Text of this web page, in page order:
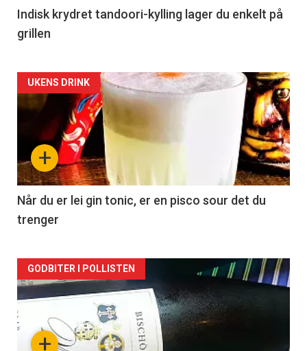
Indisk krydret tandoori-kylling lager du enkelt på
grillen
Forsiden
akkurat
nå
-
2
+
UKENS DRINK
Når du er lei gin tonic, er en pisco sour det du
trenger
Forsiden
akkurat
nå+
GODBITER I POLLISTEN